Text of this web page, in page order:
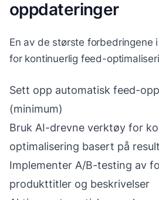
oppdateringer
En av de største forbedringene
for kontinuerlig feed-
Sett opp automatisk feed-
(minimum)
Bruk AI-drevne verktøy for
optimalisering basert på
Implementer A/B-testing av
produkttitler og beskrivelser